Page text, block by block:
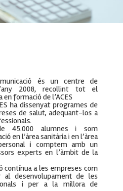
és un centre de
2008, recollint tot el
formació de l’ACES
ha dissenyat programes de
de salut, adequant-los a
45.000 alumnes i som
en l’àrea sanitària i en l’àrea
i comptem amb un
experts en l’àmbit de la
contínua a les empreses com
desenvolupament de les
i per a la millora de